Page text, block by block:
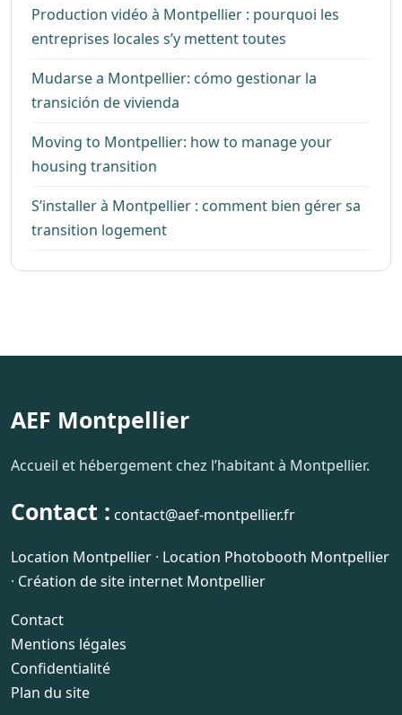
Production vidéo à Montpellier : pourquoi les
entreprises locales s’y mettent toutes
Mudarse a Montpellier: cómo gestionar la
transición de vivienda
Moving to Montpellier: how to manage your
housing transition
S’installer à Montpellier : comment bien gérer sa
transition logement
AEF Montpellier
Accueil et hébergement chez l’habitant à Montpellier.
Contact : contact@aef-montpellier.fr
Location Montpellier · Location Photobooth Montpellier
· Création de site internet Montpellier
Contact
Mentions légales
Confidentialité
Plan du site